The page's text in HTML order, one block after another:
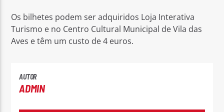
Os bilhetes podem ser adquiridos Loja Interativa
Turismo e no Centro Cultural Municipal de Vila das
Aves e têm um custo de 4 euros.
AUTOR
ADMIN